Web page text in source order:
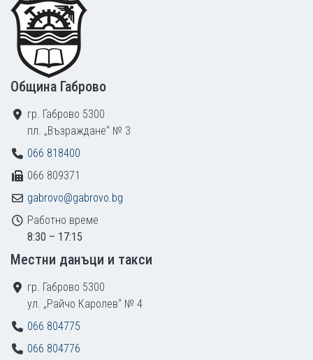
Община Габрово
гр. Габрово 5300
пл. „Възраждане“ № 3
066 818400
066 809371
gabrovo@gabrovo.bg
Работно време
8:30 – 17:15
Местни данъци и такси
гр. Габрово 5300
ул. „Райчо Каролев“ № 4
066 804775
066 804776